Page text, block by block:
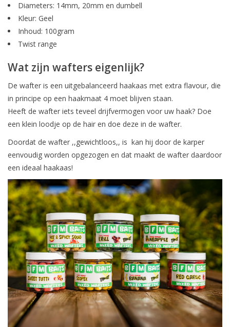
Diameters: 14mm, 20mm en dumbell
Kleur: Geel
Inhoud: 100gram
Twist range
Wat zijn wafters eigenlijk?
De wafter is een uitgebalanceerd haakaas met extra flavour, die
in principe op een haakmaat 4 moet blijven staan.
Heeft de wafter iets teveel drijfvermogen voor uw haak? Doe
een klein loodje op de hair en doe deze in de wafter.
Doordat de wafter ,,gewichtloos,, is kan hij door de karper
eenvoudig worden opgezogen en dat maakt de wafter daardoor
een ideaal haakaas!